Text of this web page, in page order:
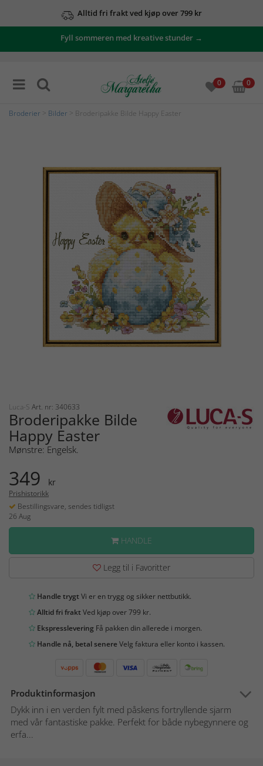
Alltid fri frakt ved kjøp over 799 kr
Fyll sommeren med kreative stunder →
0 0
Broderier Bilder > Broderipakke Bilde Happy Easter
Luca-S Art. nr: 340633
Broderipakke Bilde
Happy Easter
Mønstre: Engelsk.
349 kr
Prishistorikk
Bestillingsvare, sendes tidligst
26 Aug
HANDLE
Legg til i Favoritter
Handle trygtVi er en trygg og sikker nettbutikk.
Alltid fri fraktVed kjøp over 799 kr.
Ekspresslevering Få pakken din allerede i morgen.
Handle nå, betal senereVelg faktura eller konto i kassen.
Produktinformasjon
Dykk inn i en verden fylt med påskens fortryllende sjarm
med vår fantastiske pakke. Perfekt for både nybegynnere og
erfa...